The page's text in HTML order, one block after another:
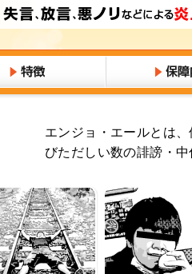
エンジョ・エールとは
びただしい数の誹謗・